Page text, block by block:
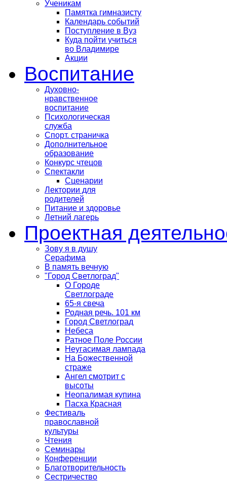
Ученикам
Памятка гимназисту
Календарь событий
Поступление в Вуз
Куда пойти учиться
во Владимире
Акции
Воспитание
Духовно-
нравственное
воспитание
Психологическая
служба
Спорт. страничка
Дополнительное
образование
Конкурс чтецов
Спектакли
Сценарии
Лектории для
родителей
Питание и здоровье
Летний лагерь
Проектная
Зову я в душу
Серафима
В память вечную
"Город Светлоград"
О Городе
Светлограде
65-я свеча
Родная речь. 101 км
Город Светлоград
Небеса
Ратное Поле России
Неугасимая лампада
На Божественной
страже
Ангел смотрит с
высоты
Неопалимая купина
Пасха Красная
Фестиваль
православной
культуры
Чтения
Семинары
Конференции
Благотворительность
Сестричество